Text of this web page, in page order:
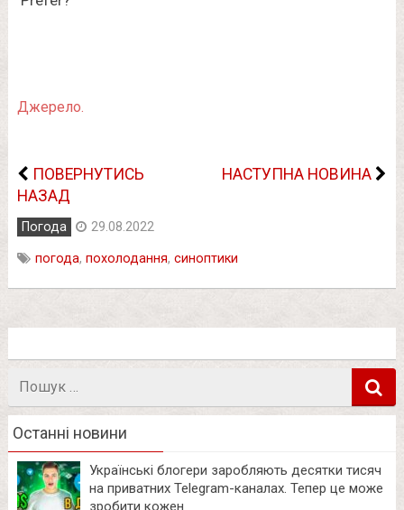
Джерело.
ПОВЕРНУТИСЬ
НАЗАД
НАСТУПНА НОВИНА
Погода 29.08.2022
погода, похолодання, синоптики
Останні новини
Українські блогери заробляють десятки тисяч
на приватних Telegram-каналах. Тепер це може
зробити кожен